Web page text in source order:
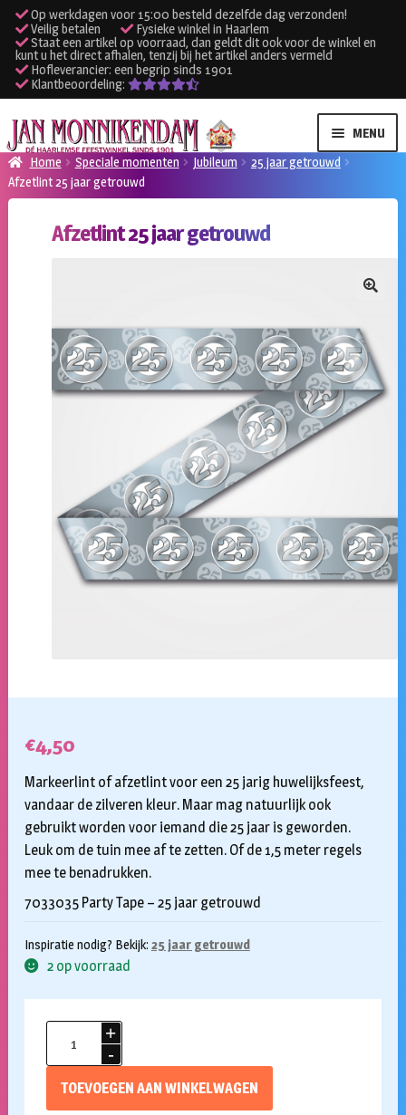
Op werkdagen voor 15:00 besteld dezelfde dag verzonden!
Veilig betalen
Fysieke winkel in Haarlem
Staat een artikel op voorraad, dan geldt dit ook voor de winkel en
kunt u het direct afhalen, tenzij bij het artikel anders vermeld
Hofleverancier: een begrip sinds 1901
Klantbeoordeling:
Ga
door
naar
navigatie
Ga
naar
de
inhoud
MENU
Verhuur kleding
Verhuur apparatuur
Klantenservice
Inloggen
Home Speciale momenten Jubileum
25 jaar getrouwd
Afzetlint 25 jaar getrouwd
Afzetlint 25 jaar getrouwd
€4,50
Markeerlint of afzetlint voor een 25 jarig huwelijksfeest,
vandaar de zilveren kleur. Maar mag natuurlijk ook
gebruikt worden voor iemand die 25 jaar is geworden.
Leuk om de tuin mee af te zetten. Of de 1,5 meter regels
mee te benadrukken.
7033035 Party Tape – 25 jaar getrouwd
Inspiratie nodig? Bekijk: 25 jaar getrouwd
2 op voorraad
TOEVOEGEN AAN WINKELWAGEN